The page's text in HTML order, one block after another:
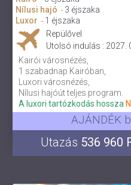
Nílusi hajó - 3 éjszaka
Luxor - 1 éjszaka
Repülővel
Utolsó indulás : 2027.
Kairói városnézés,
1 szabadnap Kairóban,
Luxori városnézés,
Nílusi hajóút teljes program.
A luxori tartózkodás hossza
AJÁNDÉK
Utazás 536 960